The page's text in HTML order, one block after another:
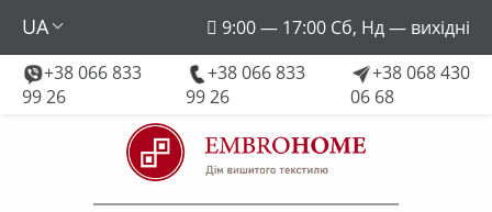
UA
9:00 — 17:00 Сб, Нд — вихідні
+38 066 833
99 26
+38 066 833
99 26
+38 068 430
06 68
embroforhome@gmail.com